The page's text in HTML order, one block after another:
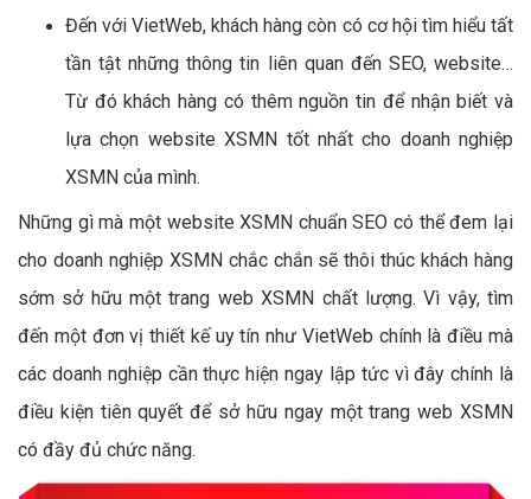
Đến với VietWeb, khách hàng còn có cơ hội tìm hiểu tất
tần tật những thông tin liên quan đến SEO, website…
Từ đó khách hàng có thêm nguồn tin để nhận biết và
lựa chọn website XSMN tốt nhất cho doanh nghiệp
XSMN của mình.
Những gì mà một website XSMN chuẩn SEO có thể đem lại
cho doanh nghiệp XSMN chắc chắn sẽ thôi thúc khách hàng
sớm sở hữu một trang web XSMN chất lượng. Vì vậy, tìm
đến một đơn vị thiết kế uy tín như VietWeb chính là điều mà
các doanh nghiệp cần thực hiện ngay lập tức vì đây chính là
điều kiện tiên quyết để sở hữu ngay một trang web XSMN
có đầy đủ chức năng.